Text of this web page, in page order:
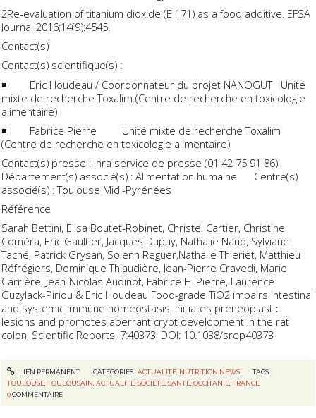
2Re-evaluation of titanium dioxide (E 171) as a food additive. EFSA
Journal 2016;14(9):4545.
Contact(s)
Contact(s) scientifique(s) :
◾ Eric Houdeau / Coordonnateur du projet NANOGUT Unité
mixte de recherche Toxalim (Centre de recherche en toxicologie
alimentaire)
◾ Fabrice Pierre Unité mixte de recherche Toxalim
(Centre de recherche en toxicologie alimentaire)
Contact(s) presse : Inra service de presse (01 42 75 91 86)
Département(s) associé(s) : Alimentation humaine Centre(s)
associé(s) : Toulouse Midi-Pyrénées
Référence
Sarah Bettini, Elisa Boutet-Robinet, Christel Cartier, Christine
Coméra, Eric Gaultier, Jacques Dupuy, Nathalie Naud, Sylviane
Taché, Patrick Grysan, Solenn Reguer,Nathalie Thieriet, Matthieu
Réfrégiers, Dominique Thiaudière, Jean-Pierre Cravedi, Marie
Carrière, Jean-Nicolas Audinot, Fabrice H. Pierre, Laurence
Guzylack-Piriou & Eric Houdeau Food-grade TiO2 impairs intestinal
and systemic immune homeostasis, initiates preneoplastic
lesions and promotes aberrant crypt development in the rat
colon, Scientific Reports, 7:40373, DOI: 10.1038/srep40373
LIEN PERMANENT CATÉGORIES :ACTUALITÉ, NUTRITION NEWS
TAGS :
TOULOUSE ,TOULOUSAIN ,ACTUALITÉ ,SOCIÉTÉ ,SANTÉ ,OCCITANIE FRANCE
0COMMENTAIRE